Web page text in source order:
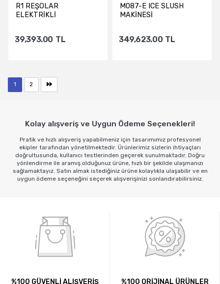
R1 REŞOLAR
ELEKTRİKLİ
39,393.00 TL
Sepete Ekle
M087-E ICE SLUSH
MAKİNESİ
349,623.00 TL
1 2
Kolay alışveriş ve Uygun Ödeme Seçenekleri!
Pratik ve hızlı alışveriş yapabilmeniz için tasarımımız profesyonel
ekipler tarafından yönetilmektedir. Ürünlerimiz sizlerin ihtiyaçları
doğrultusunda, kullanıcı testlerinden geçerek sunulmaktadır. Doğru
yönlendirme ile aramış olduğunuz ürüne, hızlı bir şekilde ulaşmanızı
sağlamaktayız. Satın almak istediğiniz ürüne kolaylıkla ulaşabilir ve en
uygun ödeme seçeneğini seçerek alışverişinizi sonlandırabilirsiniz.
%100 GÜVENLİ ALIŞVERİŞ %100 ORİJİNAL ÜRÜNLER